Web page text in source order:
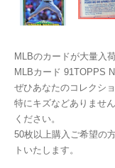
MLBのカードが大量入
MLBカード 91TOPPS
ぜひあなたのコレクシ
特にキズなどありませ
ください。
50枚以上購入ご希望の
トいたします。